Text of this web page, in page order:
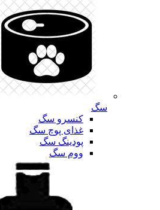
سگ
کنسرو سگ
غذای پوچ سگ
پودینگ سگ
ووم سگ